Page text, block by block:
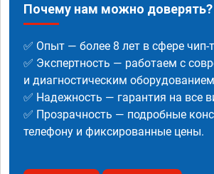
Почему нам можно доверять?
✅ Опыт — более 8 лет в сфере чип-
✅ Экспертность — работаем с
и диагностическим
✅ Надежность — гарантия на все
✅ Прозрачность — подробные
телефону и фиксированные цены.